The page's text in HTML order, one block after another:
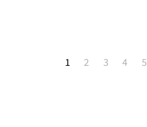
1 2 3 4 5